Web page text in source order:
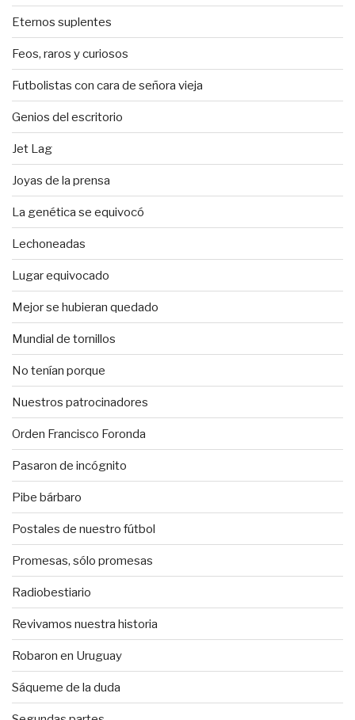
Eternos suplentes
Feos, raros y curiosos
Futbolistas con cara de señora vieja
Genios del escritorio
Jet Lag
Joyas de la prensa
La genética se equivocó
Lechoneadas
Lugar equivocado
Mejor se hubieran quedado
Mundial de tornillos
No tenían porque
Nuestros patrocinadores
Orden Francisco Foronda
Pasaron de incógnito
Pibe bárbaro
Postales de nuestro fútbol
Promesas, sólo promesas
Radiobestiario
Revivamos nuestra historia
Robaron en Uruguay
Sáqueme de la duda